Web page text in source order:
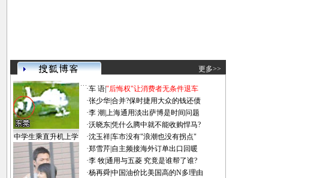
更多>>
中学生乘直升机上学
·车 语|"后悔权"让消费者无条件退车
·张少华|合并?保时捷用大众的钱还债
·李 潮 上海通用淡出萨博是时间问题
·沃晓东|凭什么腾中就不能收购悍马?
·沈玉祥|车市没有"浪潮也没有拐点"
·郑雪芹| 自主频接海外订单出口回暖
·李 牧|通用与五菱 究竟是谁帮了谁?
·杨再舜|中国油价比美国高的N多理由